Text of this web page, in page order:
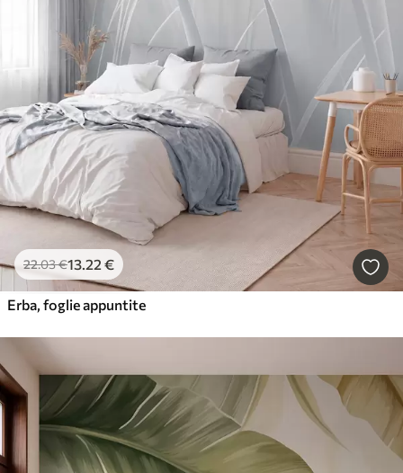
22.03€13.22 €
Erba, foglie appuntite